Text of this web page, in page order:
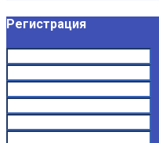
Регистрация